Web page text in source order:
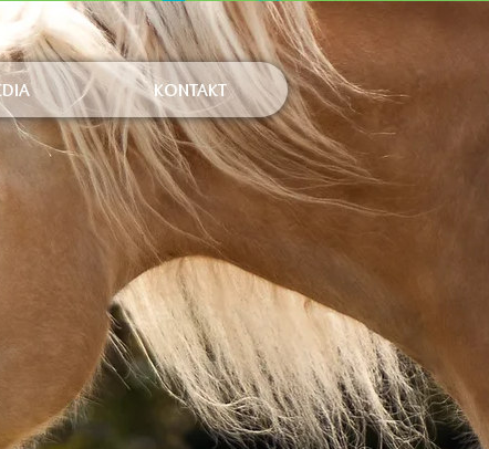
Anmelden
KONTAKT